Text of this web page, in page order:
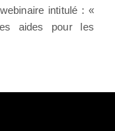
intitulé : «
aides pour les